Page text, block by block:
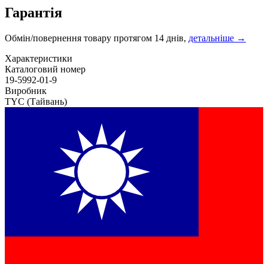
Гарантія
Обмін/повернення товару протягом 14 днів, детальніше →
Характеристики
Каталоговий номер
19-5992-01-9
Виробник
TYC (Тайвань)